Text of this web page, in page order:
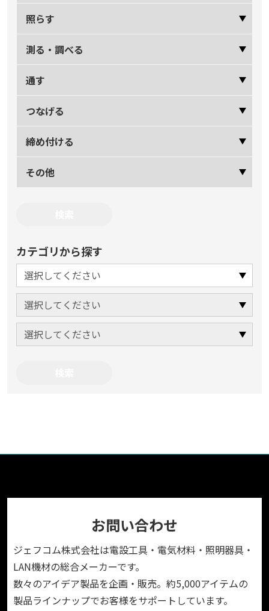
照らす
測る・調べる
通す
つなげる
締め付ける
その他
カテゴリから探す
お問い合わせ
ジェフコム株式会社は電設工具・電気材料・照明器具・
LAN機材の総合メーカーです。
数々のアイデア製品を企画・販売。約5,000アイテムの
製品ラインナップでお客様をサポートしています。